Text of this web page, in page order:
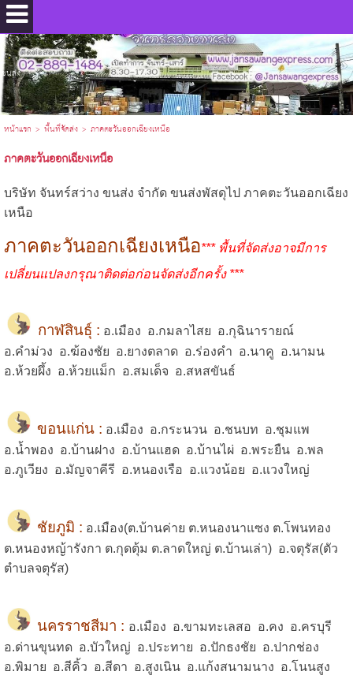
.
ขนส่ง
หน้าแรก > พื้นที่จัดส่ง> ภาคตะวันออกเฉียงเหนือ
ภาคตะวันออกเฉียงเหนือ
บริษัท จันทร์สว่าง ขนส่ง จำกัด ขนส่งพัสดุไป ภาคตะวันออกเฉียง
เหนือ
ภาคตะวันออกเฉียงเหนือ*** พื้นที่จัดส่งอาจมีการ
เปลี่ยนแปลงกรุณาติดต่อก่อนจัดส่งอีกครั้ง ***
กาฬสินธุ์ : อ.เมือง อ.กมลาไสย อ.กุฉินารายณ์
อ.คำม่วง อ.ฆ้องชัย อ.ยางตลาด อ.ร่องคำ อ.นาคู อ.นามน
อ.ห้วยผึ้ง อ.ห้วยแม็ก อ.สมเด็จ อ.สหสขันธ์
ขอนแก่น : อ.เมือง อ.กระนวน อ.ชนบท อ.ชุมแพ
อ.น้ำพอง อ.บ้านฝาง อ.บ้านแฮด อ.บ้านไผ่ อ.พระยืน อ.พล
อ.ภูเวียง อ.มัญจาคีรี อ.หนองเรือ อ.แวงน้อย อ.แวงใหญ่
ชัยภูมิ : อ.เมือง(ต.บ้านค่าย ต.หนองนาแซง ต.โพนทอง
ต.หนองหญ้ารังกา ต.กุดตุ้ม ต.ลาดใหญ่ ต.บ้านเล่า) อ.จตุรัส(ตัว
ตำบลจตุรัส)
นครราชสีมา : อ.เมือง อ.ขามทะเลสอ อ.คง อ.ครบุรี
อ.ด่านขุนทด อ.บัวใหญ่ อ.ประทาย อ.ปักธงชัย อ.ปากช่อง
อ.พิมาย อ.สีคิ้ว อ.สีดา อ.สูงเนิน อ.แก้งสนามนาง อ.โนนสูง